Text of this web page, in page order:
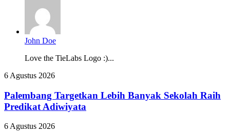
John Doe
Love the TieLabs Logo :)...
Palembang
Lebih
Banyak
Sekolah
Predikat
6 Agustus 2026
Palembang Targetkan Lebih Banyak Sekolah Raih
Predikat Adiwiyata
Pemkot
6 Agustus 2026